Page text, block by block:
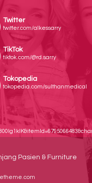
Twitter
twitter.com/alkessarry
TikTok
tiktok.com/@rd.sarry
Tokopedia
tokopedia.com/sulthanmedical
Pasien & Furniture